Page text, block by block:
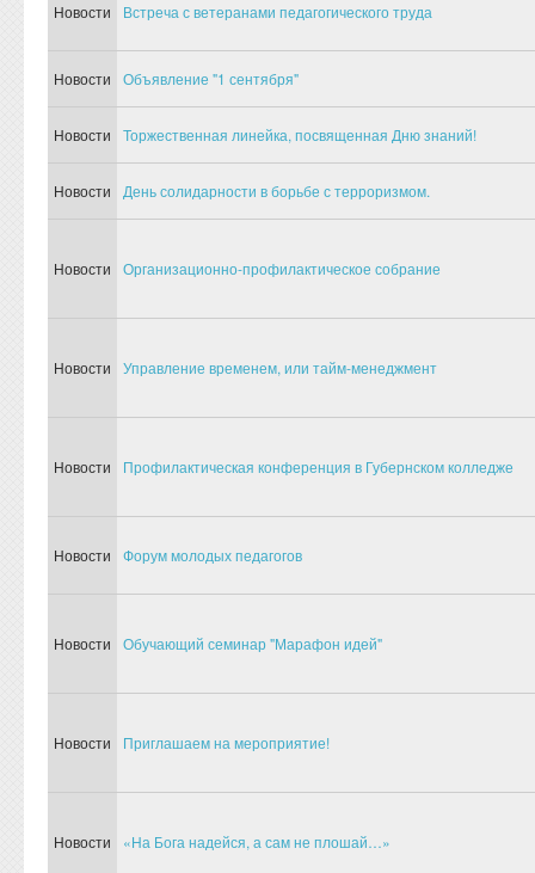
Новости Встреча с ветеранами педагогического труда
Новости Объявление "1 сентября"
Новости Торжественная линейка, посвященная Дню знаний!
Новости День солидарности в борьбе с терроризмом.
Новости Организационно-профилактическое собрание
Новости Управление временем, или тайм-менеджмент
Новости Профилактическая конференция в Губернском колледже
Новости Форум молодых педагогов
Новости Обучающий семинар "Марафон идей"
Новости Приглашаем на мероприятие!
Новости «На Бога надейся, а сам не плошай…»